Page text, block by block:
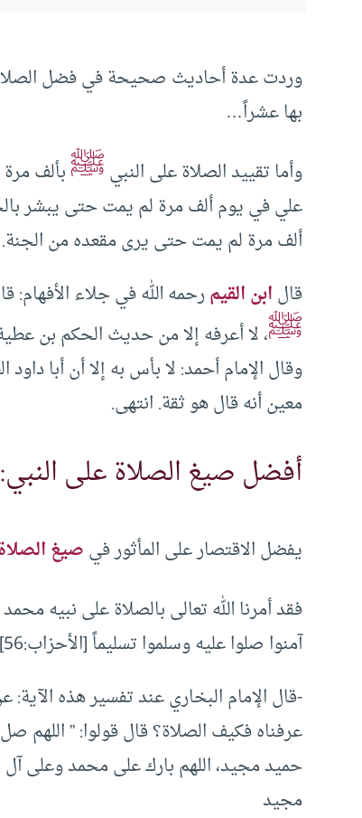
وردت عدة أحاديث صحيحة في فضل
بها عشراً…
وأما تقييد الصلاة على النبيﷺبألف
علي في يوم ألف مرة لم يمت حتى يبشر
ألف مرة لم يمت حتى يرى مقعده من الجنة.
قالابن القيمرحمه الله في جلاء الأفهام:
ﷺ، لا أعرفه إلا من حديث الحكم بن
وقال الإمام أحمد: لا بأس به إلا أن أبا
معين أنه قال هو ثقة. انتهى.
أفضل صيغ الصلاة على النبي:
يفضل الاقتصار على المأثور فيصيغ
فقد أمرنا الله تعالى بالصلاة على نبيه محمد
آمنوا صلوا عليه وسلموا تسليماً [الأحزاب:56].
-قال الإمام البخاري عند تفسير هذه
عرفناه فكيف الصلاة؟ قال قولوا: ”
حميد مجيد، اللهم بارك على محمد وعلى
مجيد